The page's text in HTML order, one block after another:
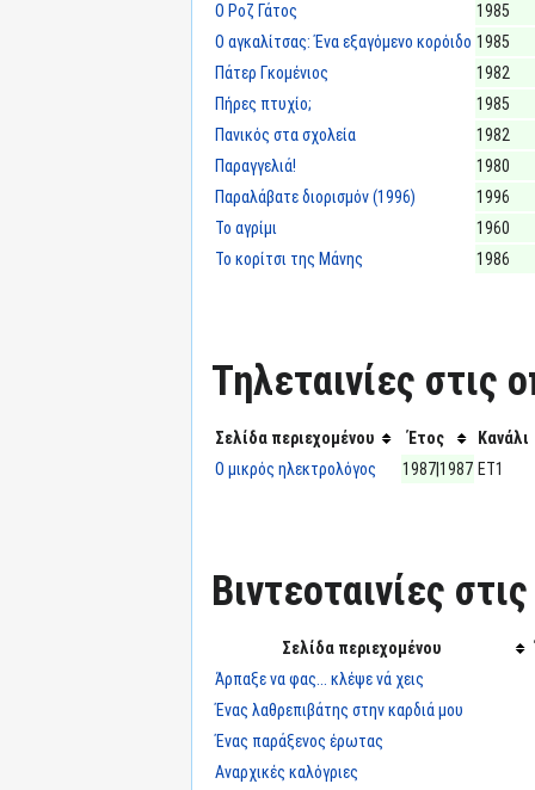
Ο Ροζ Γάτος
1985
Ο αγκαλίτσας: Ένα εξαγόμενο κορόιδο 1985
Πάτερ Γκομένιος
1982
Πήρες πτυχίο;
1985
Πανικός στα σχολεία
1982
Παραγγελιά!
1980
Παραλάβατε διορισμόν (1996)
1996
Το αγρίμι
1960
Το κορίτσι της Μάνης
1986
Τηλεταινίες στις
Σελίδα περιεχομένου Έτος
Κανάλι
Ο μικρός ηλεκτρολόγος
1987|1987 ΕΤ1
Βιντεοταινίες
Σελίδα περιεχομένου
Άρπαξε να φας... κλέψε νά χεις
Ένας λαθρεπιβάτης στην καρδιά μου
Ένας παράξενος έρωτας
Αναρχικές καλόγριες